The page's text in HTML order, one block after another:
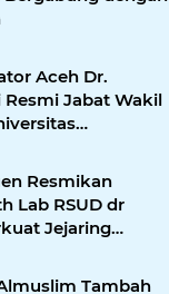
Aceh Dr.
Resmi Jabat Wakil
Resmikan
Lab RSUD dr
Jejaring
Bersama 22
Tambah